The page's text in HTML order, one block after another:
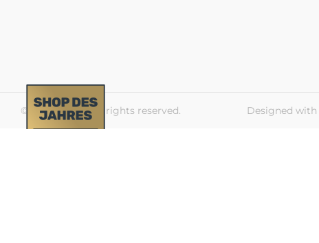
© 2026 Manci. All rights reserved. Designed